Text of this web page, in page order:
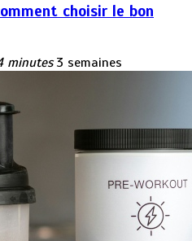
choisir le bon
minutes 3 semaines